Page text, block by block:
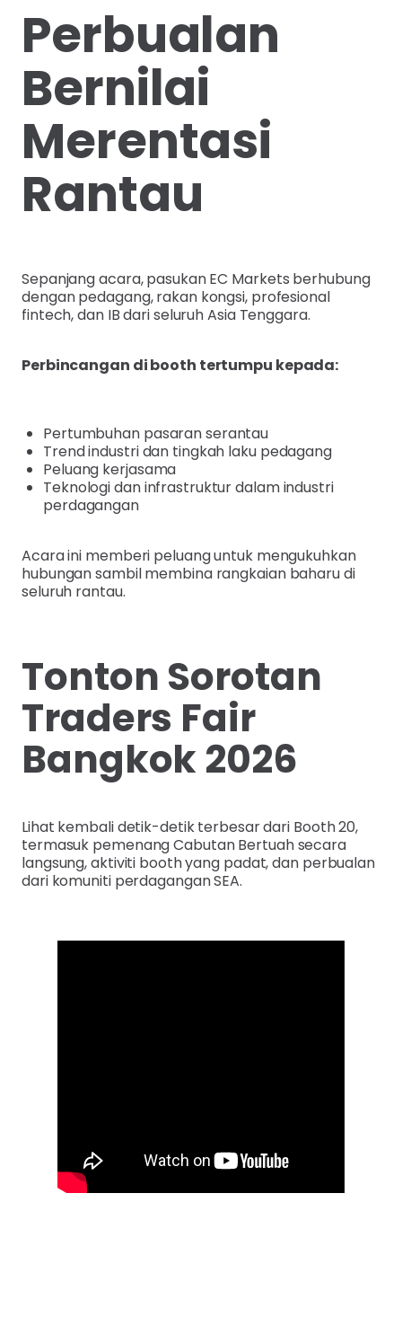
Perbualan
Bernilai
Merentasi
Rantau
Sepanjang acara, pasukan EC Markets berhubung
dengan pedagang, rakan kongsi, profesional
fintech, dan IB dari seluruh Asia Tenggara.
Perbincangan di booth tertumpu kepada:
Pertumbuhan pasaran serantau
Trend industri dan tingkah laku pedagang
Peluang kerjasama
Teknologi dan infrastruktur dalam industri
perdagangan
Acara ini memberi peluang untuk mengukuhkan
hubungan sambil membina rangkaian baharu di
seluruh rantau.
Tonton Sorotan
Traders Fair
Bangkok 2026
Lihat kembali detik-detik terbesar dari Booth 20,
termasuk pemenang Cabutan Bertuah secara
langsung, aktiviti booth yang padat, dan perbualan
dari komuniti perdagangan SEA.